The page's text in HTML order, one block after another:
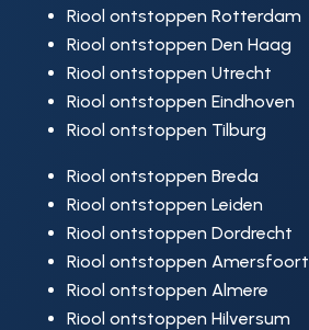
Riool ontstoppen Rotterdam
Riool ontstoppen Den Haag
Riool ontstoppen Utrecht
Riool ontstoppen Eindhoven
Riool ontstoppen Tilburg
Riool ontstoppen Breda
Riool ontstoppen Leiden
Riool ontstoppen Dordrecht
Riool ontstoppen Amersfoort
Riool ontstoppen Almere
Riool ontstoppen Hilversum